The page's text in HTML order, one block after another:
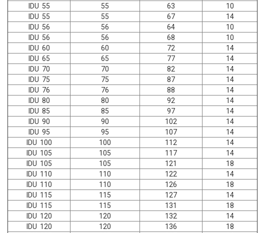
IDU 55
55 63
10
IDU 55
55 67
14
IDU 56
56 64
10
IDU 56
56 68
10
IDU 60
60 72
14
IDU 65
65 77
14
IDU 70
70 82
14
IDU 75
75 87
14
IDU 76
76 88
14
IDU 80
80 92
14
IDU 85
85 97
14
IDU 90
90 102
14
IDU 95
95 107
14
IDU 100
100 112
14
IDU 105
105 117
14
IDU 105
105 121
18
IDU 110
110 122
14
IDU 110
110 126
18
IDU 115
115 127
14
IDU 115
115 131
18
IDU 120
120 132
14
IDU 120
120 136
18